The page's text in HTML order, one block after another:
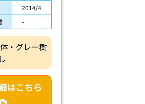
2014/4
-
・グレー樹
はこちら